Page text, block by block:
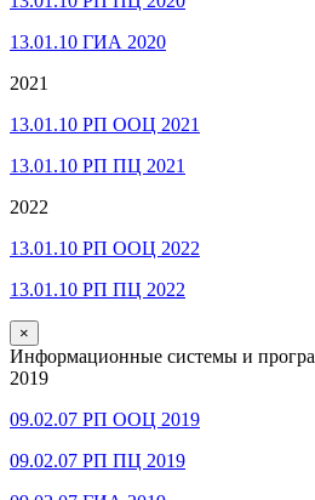
13.01.10 ГИА 2020
2021
13.01.10 РП ООЦ 2021
13.01.10 РП ПЦ 2021
2022
13.01.10 РП ООЦ 2022
13.01.10 РП ПЦ 2022
×
Информационные системы и
2019
09.02.07 РП ООЦ 2019
09.02.07 РП ПЦ 2019